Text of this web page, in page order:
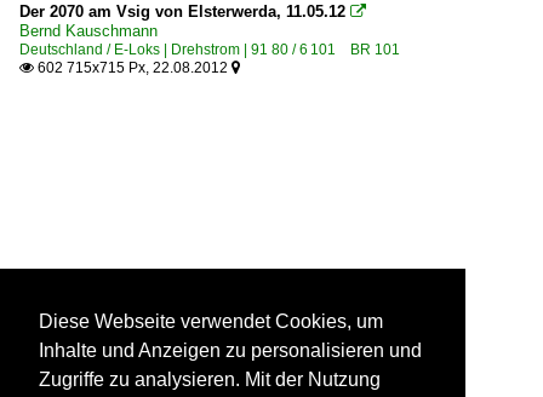
Der 2070 am Vsig von Elsterwerda, 11.05.12 
Bernd Kauschmann
Deutschland / E-Loks | Drehstrom | 91 80 / 6 101 BR 101
 602 715x715 Px, 22.08.2012 
Diese Webseite verwendet Cookies, um
Inhalte und Anzeigen zu personalisieren und
Zugriffe zu analysieren. Mit der Nutzung